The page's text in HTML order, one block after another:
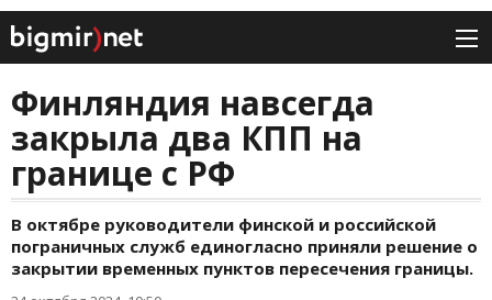
Финляндия навсегда
закрыла два КПП на
границе с РФ
В октябре руководители финской и российской
пограничных служб единогласно приняли решение о
закрытии временных пунктов пересечения границы.